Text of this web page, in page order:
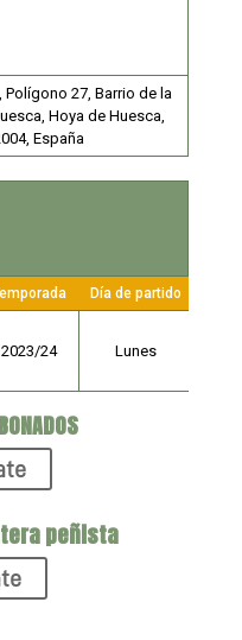
Polígono 27, Barrio de la
Hoya de Huesca,
España
Día de partido
2023/24 Lunes
peñista